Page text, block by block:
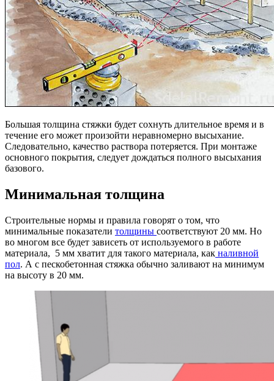
Большая толщина стяжки будет сохнуть длительное время и в
течение его может произойти неравномерно высыхание.
Следовательно, качество раствора потеряется. При монтаже
основного покрытия, следует дождаться полного высыхания
базового.
Минимальная толщина
Строительные нормы и правила говорят о том, что
минимальные показатели толщины соответствуют 20 мм. Но
во многом все будет зависеть от используемого в работе
материала, 5 мм хватит для такого материала, как наливной
пол. А с пескобетонная стяжка обычно заливают на минимум
на высоту в 20 мм.